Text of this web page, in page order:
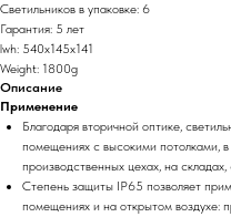
Светильников в упаковке: 6
Гарантия: 5 лет
lwh: 540x145x141
Weight: 1800g
Описание
Применение
Благодаря вторичной оптике,
помещениях с высокими потолками, в
производственных цехах, на
Степень защиты IP65 позволяет
помещениях и на открытом воздухе: